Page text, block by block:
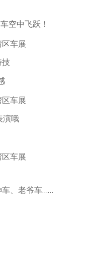
空中飞跃！
技
演哦
车、老爷车……